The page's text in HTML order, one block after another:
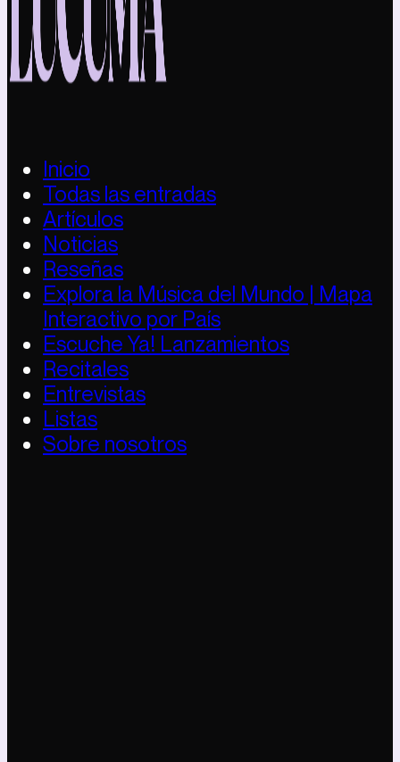
Inicio
Todas las entradas
Artículos
Noticias
Reseñas
Explora la Música del Mundo | Mapa
Interactivo por País
Escuche Ya! Lanzamientos
Recitales
Entrevistas
Listas
Sobre nosotros